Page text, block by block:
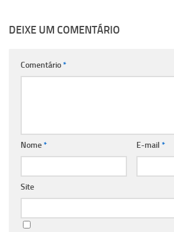
DEIXE UM COMENTÁRIO
Comentário*
Nome* E-mail *
Site